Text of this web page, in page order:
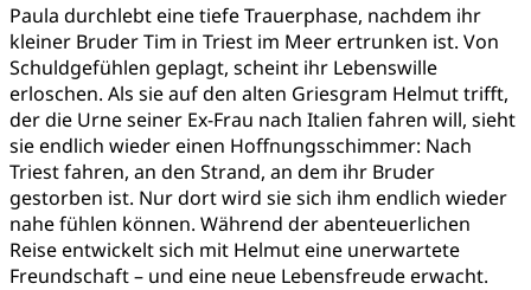
Paula durchlebt eine tiefe Trauerphase, nachdem ihr
kleiner Bruder Tim in Triest im Meer ertrunken ist. Von
Schuldgefühlen geplagt, scheint ihr Lebenswille
erloschen. Als sie auf den alten Griesgram Helmut trifft,
der die Urne seiner Ex-Frau nach Italien fahren will, sieht
sie endlich wieder einen Hoffnungsschimmer: Nach
Triest fahren, an den Strand, an dem ihr Bruder
gestorben ist. Nur dort wird sie sich ihm endlich wieder
nahe fühlen können. Während der abenteuerlichen
Reise entwickelt sich mit Helmut eine unerwartete
Freundschaft – und eine neue Lebensfreude erwacht.